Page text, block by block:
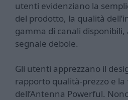
utenti evidenziano la
del prodotto, la qualità
gamma di canali
segnale debole.
Gli utenti apprezzano il
rapporto qualità-prezzo e la
dell’Antenna Powerful.